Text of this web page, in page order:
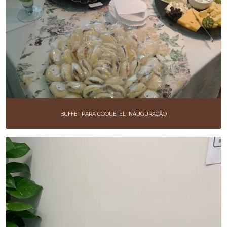
BUFFET PARA COQUETEL INAUGURAÇÃO